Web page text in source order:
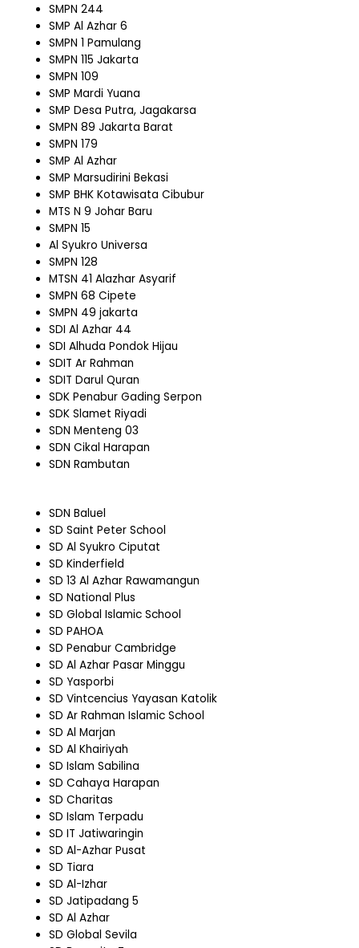
SMPN 244
SMP Al Azhar 6
SMPN 1 Pamulang
SMPN 115 Jakarta
SMPN 109
SMP Mardi Yuana
SMP Desa Putra, Jagakarsa
SMPN 89 Jakarta Barat
SMPN 179
SMP Al Azhar
SMP Marsudirini Bekasi
SMP BHK Kotawisata Cibubur
MTS N 9 Johar Baru
SMPN 15
Al Syukro Universa
SMPN 128
MTSN 41 Alazhar Asyarif
SMPN 68 Cipete
SMPN 49 jakarta
SDI Al Azhar 44
SDI Alhuda Pondok Hijau
SDIT Ar Rahman
SDIT Darul Quran
SDK Penabur Gading Serpon
SDK Slamet Riyadi
SDN Menteng 03
SDN Cikal Harapan
SDN Rambutan
SDN Baluel
SD Saint Peter School
SD Al Syukro Ciputat
SD Kinderfield
SD 13 Al Azhar Rawamangun
SD National Plus
SD Global Islamic School
SD PAHOA
SD Penabur Cambridge
SD Al Azhar Pasar Minggu
SD Yasporbi
SD Vintcencius Yayasan Katolik
SD Ar Rahman Islamic School
SD Al Marjan
SD Al Khairiyah
SD Islam Sabilina
SD Cahaya Harapan
SD Charitas
SD Islam Terpadu
SD IT Jatiwaringin
SD Al-Azhar Pusat
SD Tiara
SD Al-Izhar
SD Jatipadang 5
SD Al Azhar
SD Global Sevila